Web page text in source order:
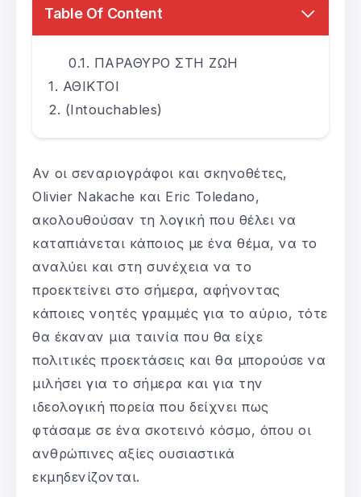
Table Of Content
ΠΑΡΑΘΥΡΟ ΣΤΗ ΖΩΗ
ΑΘΙΚΤΟΙ
(Intouchables)
Αν οι σεναριογράφοι και σκηνοθέτες,
Olivier Nakache και Eric Toledano,
ακολουθούσαν τη λογική που θέλει να
καταπιάνεται κάποιος με ένα θέμα, να το
αναλύει και στη συνέχεια να το
προεκτείνει στο σήμερα, αφήνοντας
κάποιες νοητές γραμμές για το αύριο, τότε
θα έκαναν μια ταινία που θα είχε
πολιτικές προεκτάσεις και θα μπορούσε να
μιλήσει για το σήμερα και για την
ιδεολογική πορεία που δείχνει πως
φτάσαμε σε ένα σκοτεινό κόσμο, όπου οι
ανθρώπινες αξίες ουσιαστικά
εκμηδενίζονται.